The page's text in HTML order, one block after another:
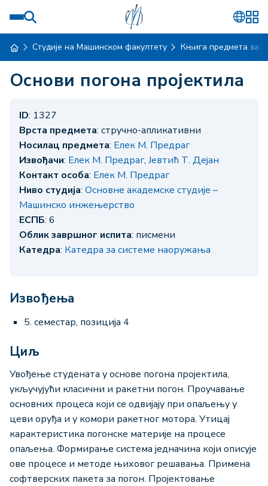
Студије на Машинском факултету Књига предмета за
Основи погона пројектила
ID: 1327
Врста предмета: стручно-апликативни
Носилац предмета: Елек М. Предраг
Извођачи: Елек М. Предраг, Јевтић Т. Дејан
Контакт особа: Елек М. Предраг
Ниво студија: Основне академске студије –
Машинско инжењерство
ЕСПБ: 6
Облик завршног испита: писмени
Катедра: Катедра за системе наоружања
Извођења
5. семестар, позиција 4
Циљ
Увођење студената у основе погона пројектила,
укључујући класични и ракетни погон. Проучавање
основних процеса који се одвијају при опаљењу у
цеви оруђа и у комори ракетног мотора. Утицај
карактеристика погонске материје на процесе
опаљења. Формирање система једначина који описује
ове процесе и методе њиховог решавања. Примена
софтверских пакета за погон. Пројектовање